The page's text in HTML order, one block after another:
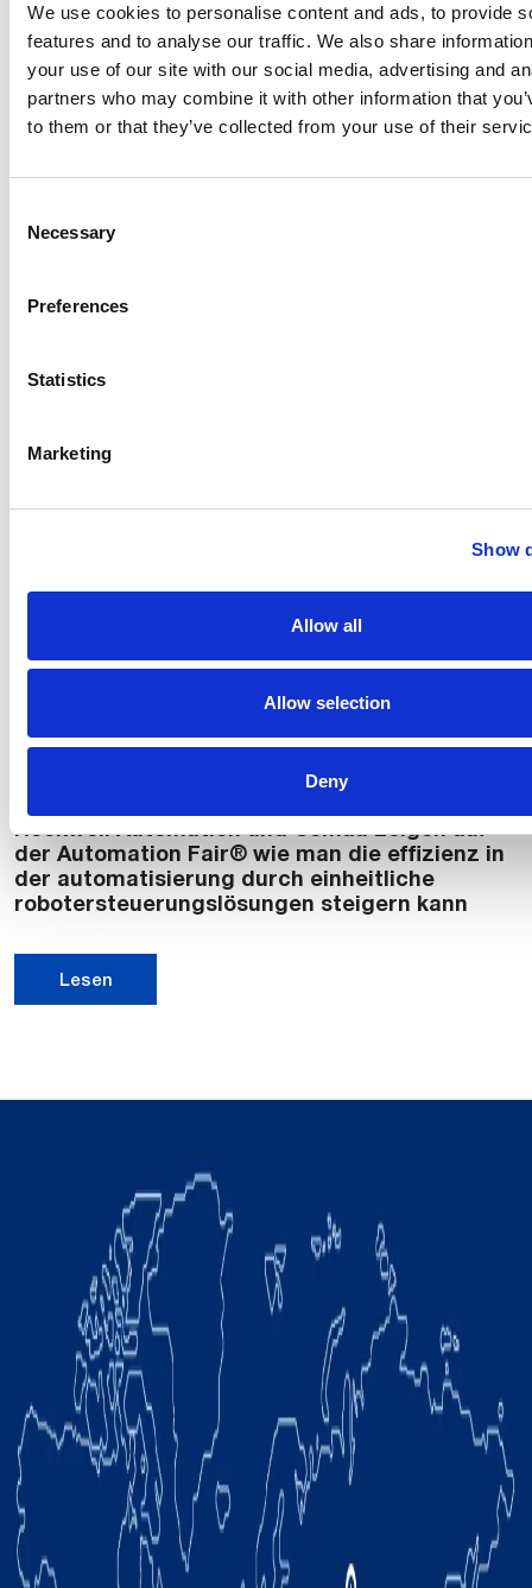
We use cookies to personalise content and ads, to provide
features and to analyse our traffic. We also share
your use of our site with our social media, advertising and
partners who may combine it with other information that
to them or that they’ve collected from your use of their
Selection
Necessary
Preferences
Statistics
Marketing
Show
Allow all
Allow selection
Deny
Das tragbare MATE-XT exoskelett von Comau
Brasilien
Lesen
Rockwell Automation und Comau zeigen auf
der Automation Fair® wie man die effizienz in
der automatisierung durch einheitliche
robotersteuerungslösungen steigern kann
Lesen